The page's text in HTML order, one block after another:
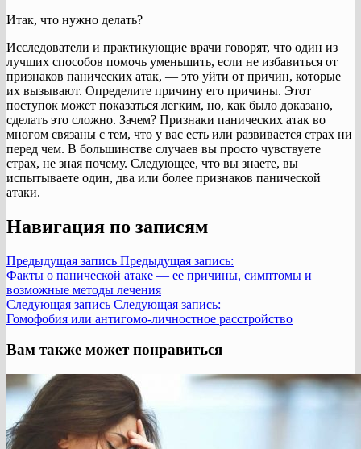
Итак, что нужно делать?
Исследователи и практикующие врачи говорят, что один из
лучших способов помочь уменьшить, если не избавиться от
признаков панических атак, — это уйти от причин, которые
их вызывают. Определите причину его причины. Этот
поступок может показаться легким, но, как было доказано,
сделать это сложно. Зачем? Признаки панических атак во
многом связаны с тем, что у вас есть или развивается страх ни
перед чем. В большинстве случаев вы просто чувствуете
страх, не зная почему. Следующее, что вы знаете, вы
испытываете один, два или более признаков панической
атаки.
Навигация по записям
Предыдущая запись Предыдущая запись:
Факты о панической атаке — ее причины, симптомы и
возможные методы лечения
Следующая запись Следующая запись:
Гомофобия или антигомо-личностное расстройство
Вам также может понравиться